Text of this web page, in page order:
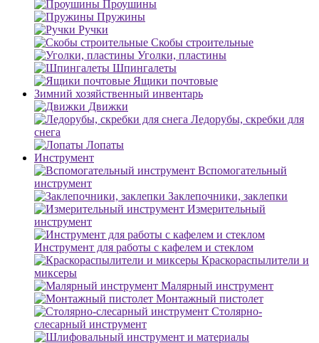
Проушины
Пружины
Ручки
Скобы строительные
Уголки, пластины
Шпингалеты
Ящики почтовые
Зимний хозяйственный инвентарь
Движки
Ледорубы, скребки для
снега
Лопаты
Инструмент
Вспомогательный
инструмент
Заклепочники, заклепки
Измерительный
инструмент
Инструмент для работы с кафелем и стеклом
Краскораспылители и
миксеры
Малярный инструмент
Монтажный пистолет
Столярно-
слесарный инструмент